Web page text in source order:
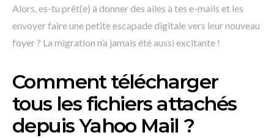
Alors, es-tu prêt(e) à donner des ailes à tes e-mails et les
envoyer faire une petite escapade digitale vers leur nouveau
foyer ? La migration n’a jamais été aussi excitante !
Comment télécharger
tous les fichiers attachés
depuis Yahoo Mail ?